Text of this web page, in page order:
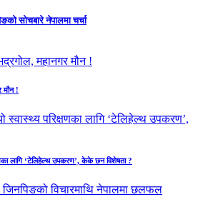
सोचबारे नेपालमा चर्चा
मौन !
लागि ‘टेलिहेल्थ उपकरण’, केके छन विशेषता ?